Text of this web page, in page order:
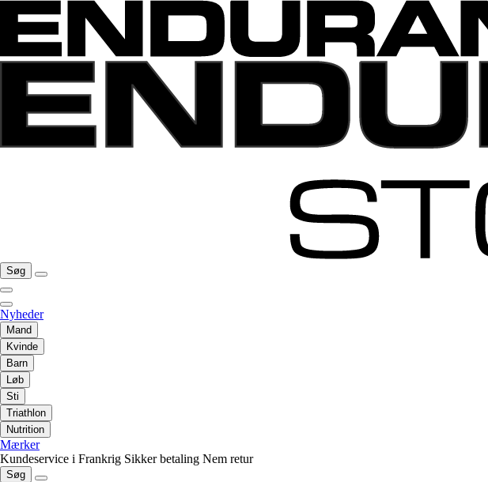
Søg
Nyheder
Mand
Kvinde
Barn
Løb
Sti
Triathlon
Nutrition
Mærker
Kundeservice i Frankrig Sikker betaling Nem retur
Søg